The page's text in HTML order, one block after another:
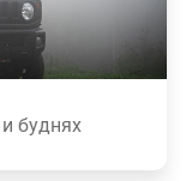
буднях